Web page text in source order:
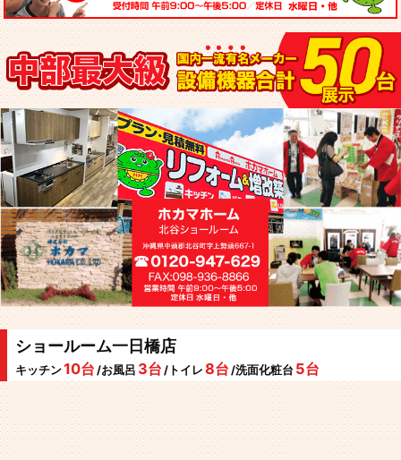
ショールーム一日橋店
キッチン10台 /お風呂 3台 /トイレ 8台 /洗面化粧台 5台